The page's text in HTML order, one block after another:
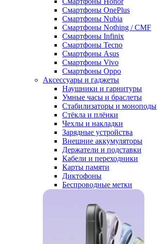
Смартфоны OnePlus
Смартфоны Nubia
Смартфоны Nothing / CMF
Смартфоны Infinix
Смартфоны Tecno
Смартфоны Asus
Смартфоны Vivo
Смартфоны Oppo
Аксессуары и гаджеты
Наушники и гарнитуры
Умные часы и браслеты
Стабилизаторы и моноподы
Стёкла и плёнки
Чехлы и накладки
Зарядные устройства
Внешние аккумуляторы
Держатели и подставки
Кабели и переходники
Карты памяти
Диктофоны
Беспроводные метки